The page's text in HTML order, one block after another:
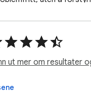
engelsk i et rent og
siden forståelig, slik
ut mer om resultater